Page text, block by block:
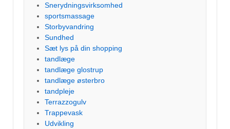
Snerydningsvirksomhed
sportsmassage
Storbyvandring
Sundhed
Sæt lys på din shopping
tandlæge
tandlæge glostrup
tandlæge østerbro
tandpleje
Terrazzogulv
Trappevask
Udvikling